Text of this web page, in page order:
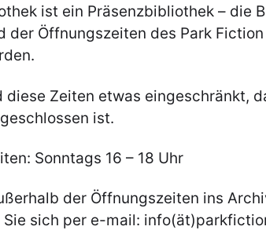
ist ein Präsenzbibliothek – die
der Öffnungszeiten des Park
diese Zeiten etwas eingeschränkt,
ist.
Sonntags 16 – 18 Uhr
der Öffnungszeiten ins
sich per e-mail: